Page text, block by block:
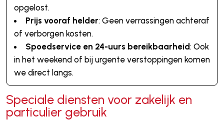
opgelost.
Prijs vooraf helder: Geen verrassingen achteraf
of verborgen kosten.
Spoedservice en 24-uurs bereikbaarheid: Ook
in het weekend of bij urgente verstoppingen komen
we direct langs.
Speciale diensten voor zakelijk en
particulier gebruik